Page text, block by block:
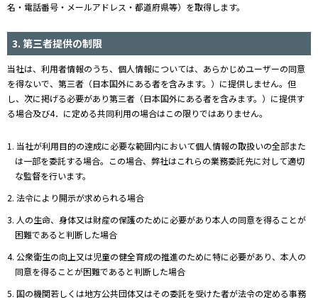
名・電話番号・メールアドレス・都道府県等）を取得します。
3. 第三者提供の制限
当社は、利用者情報のうち、個人情報については、あらかじめユーザーの同意
を得ないで、第三者（日本国外にある者を含みます。）に提供しません。但
し、次に掲げる必要があり第三者（日本国外にある者を含みます。）に提供す
る場合及び4．に定める共同利用の場合はこの限りではありません。
1. 当社が利用目的の達成に必要な範囲内において個人情報の取扱いの全部また
は一部を委託する場合。この場合、弊社はこれらの業務委託先に対して適切
な監督を行います。
2. 法令により開示が求められる場合
3. 人の生命、身体又は財産の保護のために必要があり本人の同意を得ることが
困難であると判断した場合
4. 公衆衛生の向上又は児童の健全育成の推進のために特に必要があり、本人の
同意を得ることが困難であると判断した場合
5. 国の機関若しくは地方公共団体又はその委託を受けた者が法令の定める事務